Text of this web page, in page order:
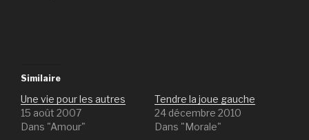
Similaire
Une vie pour les autres
15 août 2007
Dans "Amour"
Tendre la joue gauche
24 décembre 2010
Dans "Morale"